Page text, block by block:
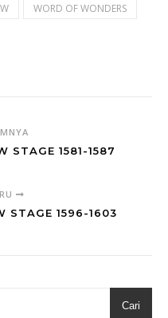
WORD OF WONDERS
STAGE 1581-1587
STAGE 1596-1603
Cari